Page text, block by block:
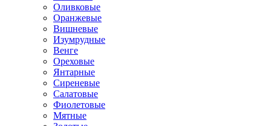
Оливковые
Оранжевые
Вишневые
Изумрудные
Венге
Ореховые
Янтарные
Сиреневые
Салатовые
Фиолетовые
Мятные